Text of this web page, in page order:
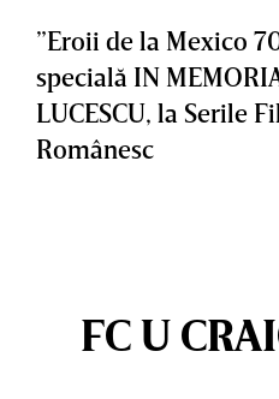
”Eroii de la Mexico
specială IN
LUCESCU, la Serile
Românesc
FC U